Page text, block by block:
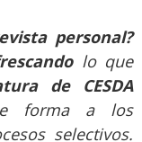
personal?
lo que
de CESDA
forma a los
selectivos.